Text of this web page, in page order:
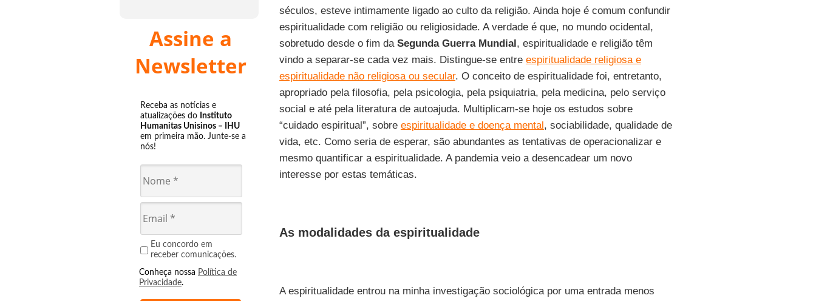
Assine a
Newsletter
Receba as notícias e
atualizações do Instituto
Humanitas Unisinos – IHU
em primeira mão. Junte-se a
nós!
Eu concordo em
receber comunicações.
Conheça nossa Política de
Privacidade.
séculos, esteve intimamente ligado ao culto da religião. Ainda hoje é comum confundir
espiritualidade com religião ou religiosidade. A verdade é que, no mundo ocidental,
sobretudo desde o fim da Segunda Guerra Mundial, espiritualidade e religião têm
vindo a separar-se cada vez mais. Distingue-se entre espiritualidade religiosa e
espiritualidade não religiosa ou secular. O conceito de espiritualidade foi, entretanto,
apropriado pela filosofia, pela psicologia, pela psiquiatria, pela medicina, pelo serviço
social e até pela literatura de autoajuda. Multiplicam-se hoje os estudos sobre
“cuidado espiritual”, sobre espiritualidade e doença mental, sociabilidade, qualidade de
vida, etc. Como seria de esperar, são abundantes as tentativas de operacionalizar e
mesmo quantificar a espiritualidade. A pandemia veio a desencadear um novo
interesse por estas temáticas.
As modalidades da espiritualidade
A espiritualidade entrou na minha investigação sociológica por uma entrada menos